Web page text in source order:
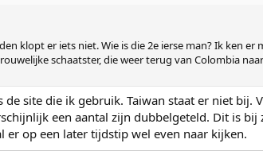
klopt er iets niet. Wie is die 2e ierse man? Ik ken
schaatster, die weer terug van Colombia
de site die ik gebruik. Taiwan staat er niet
een aantal zijn dubbelgeteld. Dit is
op een later tijdstip wel even naar kijken.